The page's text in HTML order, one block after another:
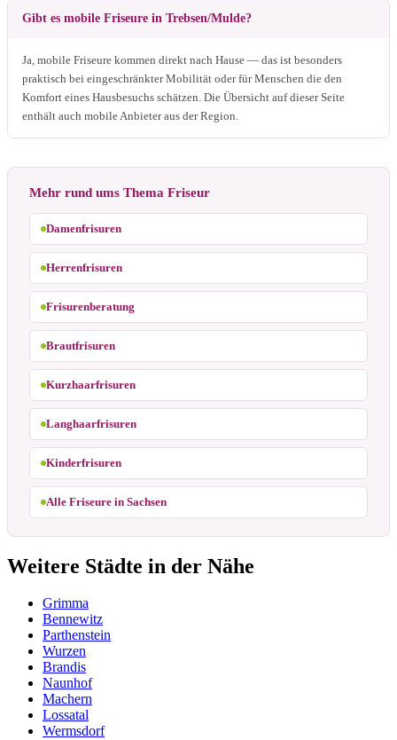
Gibt es mobile Friseure in Trebsen/Mulde?
Ja, mobile Friseure kommen direkt nach Hause — das ist besonders
praktisch bei eingeschränkter Mobilität oder für Menschen die den
Komfort eines Hausbesuchs schätzen. Die Übersicht auf dieser Seite
enthält auch mobile Anbieter aus der Region.
Mehr rund ums Thema Friseur
Damenfrisuren
Herrenfrisuren
Frisurenberatung
Brautfrisuren
Kurzhaarfrisuren
Langhaarfrisuren
Kinderfrisuren
Alle Friseure in Sachsen
Weitere Städte in der Nähe
Grimma
Bennewitz
Parthenstein
Wurzen
Brandis
Naunhof
Machern
Lossatal
Wermsdorf